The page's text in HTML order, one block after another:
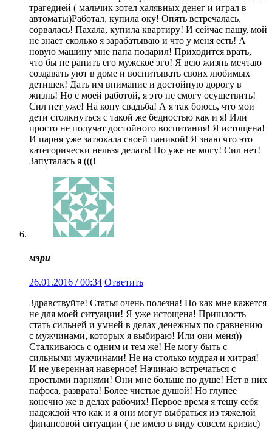
трагедией ( мальчик зотел халявных денег и играл в
автоматы)Работал, купила оку! Опять встречалась,
сорвалась! Пахала, купила квартиру! И сейчас пашу, мой
не знает сколько я зарабатываю и что у меня есть! А
новую машину мне папа подарил! Приходится врать,
что бы не ранить его мужское эго! Я всю жизнь мечтаю
создавать уют в доме и воспитывать своих любимых
детишек! Дать им внимание и достойную дорогу в
жизнь! Но с моей работой, я это не смогу осущетвить!
Сил нет уже! На кону свадьба! А я так боюсь, что мои
дети столкнуться с такой же бедностью как и я! Или
просто не получат достойного воспитания! Я истощена!
И парня уже затюкала своей паникой! Я знаю что это
категорически нельзя делать! Но уже не могу! Сил нет!
Запуталась я (((!
мэри
26.01.2016 / 00:34 Ответить
Здравствуйте! Статья очень полезна! Но как мне кажется
не для моей ситуации! Я уже истощена! Пришлость
стать сильней и умней в делах денежных по сравнению
с мужчинами, которых я выбираю! Или они меня))
Сталкиваюсь с одним и тем же! Не могу быть с
сильными мужчинами! Не на столько мудрая и хитрая!
И не уверенная наверное! Начинаю встречаться с
простыми парнями! Они мне больше по душе! Нет в них
пафоса, разврата! Более чистые душой! Но глупее
конечно же в делах рабочих! Первое время я тешу себя
надеждой что как и я они могут выбраться из тяжелой
финансовой ситуации ( не имею в виду совсем кризис)